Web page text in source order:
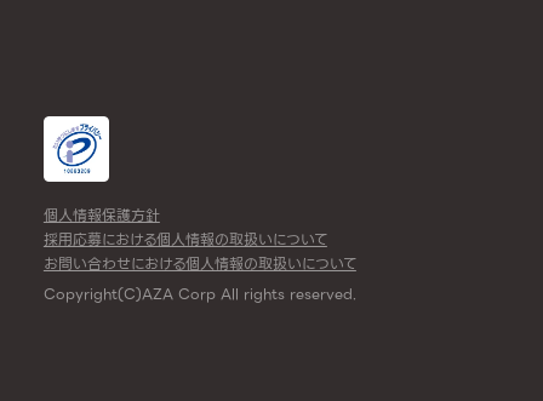
個人情報保護方針
採用応募における個人情報の取扱いについて
お問い合わせにおける個人情報の取扱いについて
Copyright(C)AZA Corp All rights reserved.